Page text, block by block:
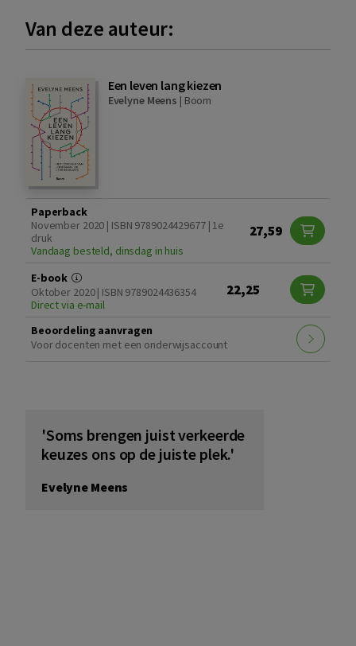
Van deze auteur:
Een leven lang kiezen
Evelyne Meens | Boom
Paperback
November 2020 | ISBN 9789024429677 | 1e
druk
Vandaag besteld, dinsdag in huis
27,59
E-book
Oktober 2020 | ISBN 9789024436354
Direct via e-mail
22,25
Beoordeling aanvragen
Voor docenten met een onderwijsaccount
'Soms brengen juist verkeerde
keuzes ons op de juiste plek.'
Evelyne Meens